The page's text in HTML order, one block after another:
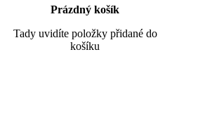
Prázdný košík
Tady uvidíte položky přidané do
košíku